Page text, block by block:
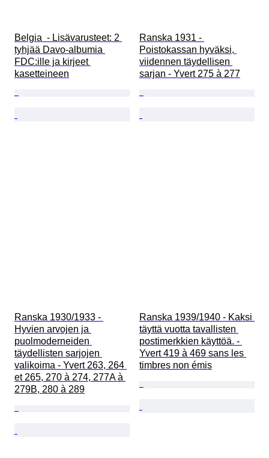
Belgia  - Lisävarusteet: 2
tyhjää Davo-albumia
FDC:ille ja kirjeet
kasetteineen
Ranska 1931 -
Poistokassan hyväksi,
viidennen täydellisen
sarjan - Yvert 275 à 277
Ranska 1930/1933 -
Hyvien arvojen ja
puolmoderneiden
täydellisten sarjojen
valikoima - Yvert 263, 264
et 265, 270 à 274, 277A à
279B, 280 à 289
Ranska 1939/1940 - Kaksi
täyttä vuotta tavallisten
postimerkkien käyttöä. -
Yvert 419 à 469 sans les
timbres non émis